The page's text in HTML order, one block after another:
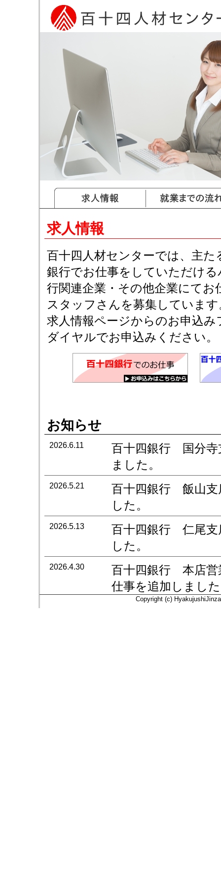
求人情報
百十四人材センターでは、主た
銀行でお仕事をしていただけ
行関連企業・その他企業にて
スタッフさんを募集しています
求人情報ページからのお申込
ダイヤルでお申込みください。
お知らせ
2026.6.11
百十四銀行 国分寺
ました。
2026.5.21
百十四銀行 飯山支
した。
2026.5.13
百十四銀行 仁尾支
した。
2026.4.30
百十四銀行 本店営
仕事を追加しまし
Copyright (c)